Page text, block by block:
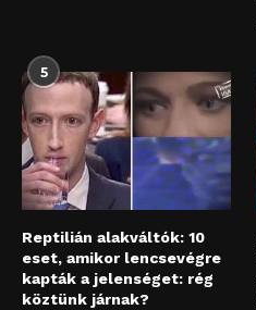
5
Reptilián alakváltók: 10
eset, amikor lencsevégre
kapták a jelenséget: rég
köztünk járnak?